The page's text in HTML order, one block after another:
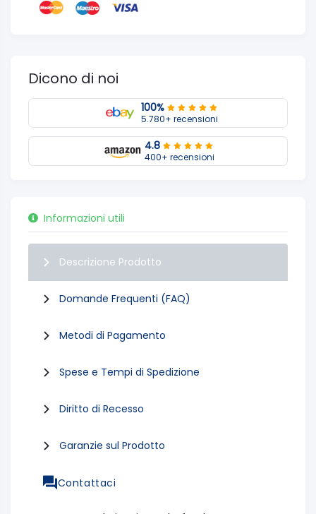
Dicono di noi
100%
5.780+ recensioni
4.8
400+ recensioni
Informazioni utili
Descrizione Prodotto
Domande Frequenti (FAQ)
Metodi di Pagamento
Spese e Tempi di Spedizione
Diritto di Recesso
Garanzie sul Prodotto
Contattaci